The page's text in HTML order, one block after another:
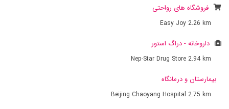
فروشگاه های رواحتی
Easy Joy 2.26 km
داروخانه - دراگ استور
Nep-Star Drug Store 2.94 km
بیمارستان و درمانگاه
Beijing Chaoyang Hospital 2.75 km